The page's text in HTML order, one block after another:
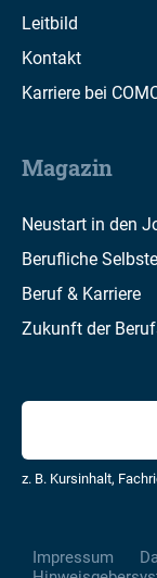
Leitbild
Kontakt
Karriere bei
Magazin
Neustart in den
Berufliche
Beruf & Karriere
Zukunft der
z. B. Kursinhalt,
Impressum